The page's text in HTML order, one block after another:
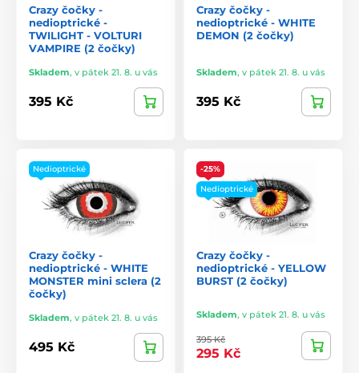
Crazy čočky -
nedioptrické -
TWILIGHT - VOLTURI
VAMPIRE (2 čočky)
Skladem, v pátek 21. 8. u vás
395 Kč
Crazy čočky -
nedioptrické - WHITE
DEMON (2 čočky)
Skladem, v pátek 21. 8. u vás
395 Kč
Nedioptrické
Crazy čočky -
nedioptrické - WHITE
MONSTER mini sclera (2
čočky)
Skladem, v pátek 21. 8. u vás
495 Kč
-25%
Nedioptrické
Crazy čočky -
nedioptrické - YELLOW
BURST (2 čočky)
Skladem, v pátek 21. 8. u vás
395 Kč
295 Kč